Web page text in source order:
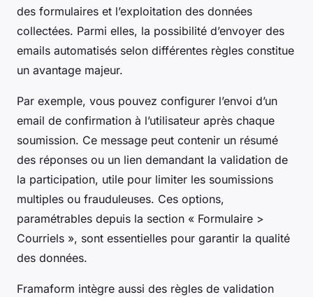
des formulaires et l’exploitation des données
collectées. Parmi elles, la possibilité d’envoyer des
emails automatisés selon différentes règles constitue
un avantage majeur.
Par exemple, vous pouvez configurer l’envoi d’un
email de confirmation à l’utilisateur après chaque
soumission. Ce message peut contenir un résumé
des réponses ou un lien demandant la validation de
la participation, utile pour limiter les soumissions
multiples ou frauduleuses. Ces options,
paramétrables depuis la section « Formulaire >
Courriels », sont essentielles pour garantir la qualité
des données.
Framaform intègre aussi des règles de validation